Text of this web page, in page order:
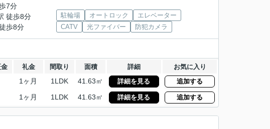
7分
徒歩8分
歩8分
駐輪場 オートロック
エレベーター
CATV
光ファイバー 防犯カメラ
礼金 間取り 面積 詳細 お気に入り
1ヶ月 1LDK 41.63㎡ 詳細を見る 追加する
1ヶ月 1LDK 41.63㎡ 詳細を見る 追加する